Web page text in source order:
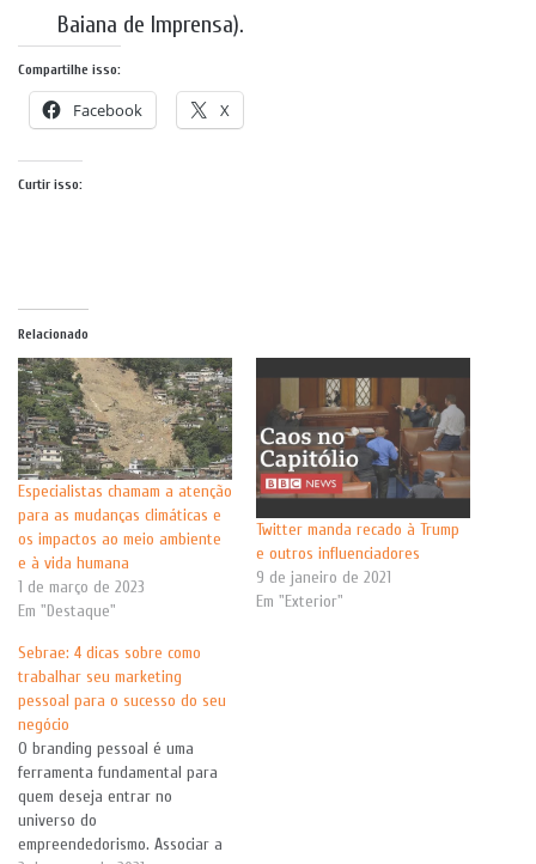
Baiana de Imprensa).
Compartilhe isso:
Facebook X
Curtir isso:
Relacionado
Especialistas chamam a atenção
para as mudanças climáticas e
os impactos ao meio ambiente
e à vida humana
1 de março de 2023
Em "Destaque"
Twitter manda recado à Trump
e outros influenciadores
9 de janeiro de 2021
Em "Exterior"
Sebrae: 4 dicas sobre como
trabalhar seu marketing
pessoal para o sucesso do seu
negócio
O branding pessoal é uma
ferramenta fundamental para
quem deseja entrar no
universo do
empreendedorismo. Associar a